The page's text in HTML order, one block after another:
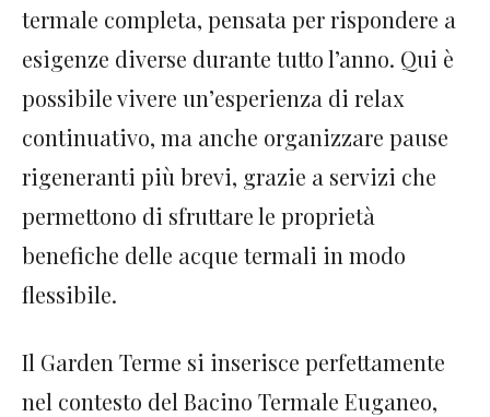
termale completa, pensata per rispondere a
esigenze diverse durante tutto l’anno. Qui è
possibile vivere un’esperienza di relax
continuativo, ma anche organizzare pause
rigeneranti più brevi, grazie a servizi che
permettono di sfruttare le proprietà
benefiche delle acque termali in modo
flessibile.
Il Garden Terme si inserisce perfettamente
nel contesto del Bacino Termale Euganeo,